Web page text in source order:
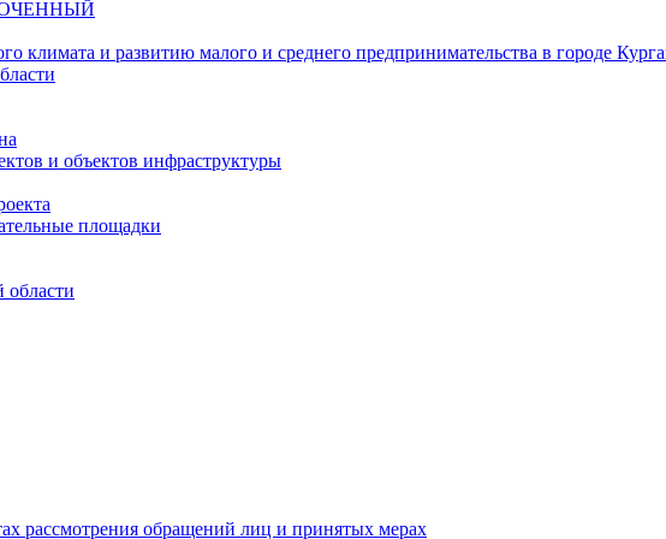
климата и развитию малого и среднего предпринимательства в городе
и объектов инфраструктуры
площадки
рассмотрения обращений лиц и принятых мерах